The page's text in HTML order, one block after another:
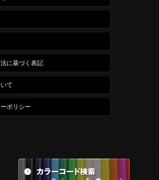
に基づく表記
て
ポリシー